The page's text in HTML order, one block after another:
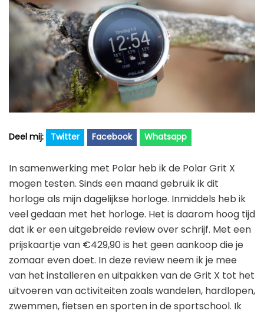
Horloge voor kinderen
Gezondheidshorloge
Golfhorloge
Accessoires
Vergelijk
Amazfit
Apple
Fitbit
Garmin
Huawei
Samsung
Suunto
Wahoo
Withings
Xiaomi
Nieuws
Persbericht
TrainingTwitter Facebook Whatsapp
In samenwerking met Polar heb ik de Polar Grit X
mogen testen. Sinds een maand gebruik ik dit
horloge als mijn dagelijkse horloge. Inmiddels heb ik
veel gedaan met het horloge. Het is daarom hoog tijd
dat ik er een uitgebreide review over schrijf. Met een
prijskaartje van €429,90 is het geen aankoop die je
zomaar even doet. In deze review neem ik je mee
van het installeren en uitpakken van de Grit X tot het
uitvoeren van activiteiten zoals wandelen, hardlopen,
zwemmen, fietsen en sporten in de sportschool. Ik